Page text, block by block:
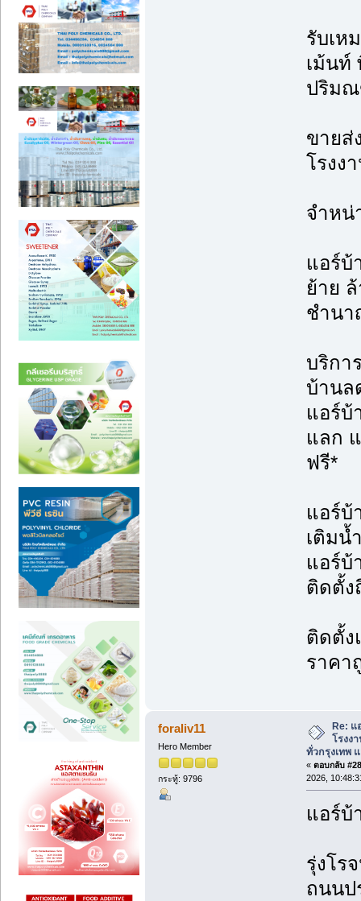
รับเห
เม้นท์
ปริม
ขายส่
โรงง
จำหน่
แอร์บ้
ย้าย
ชำนา
บริกา
บ้านล
แอร์บ้
แลก
ฟรี*
แอร์บ้
เติมน้
แอร์บ้
ติดตั้ง
ติดตั้ง
ราคา
foraliv11
Hero Member
กระทู้: 9796
Re: แ
โรงง
ทั่วกรุงเทพ
« ตอบกลับ
2026,
แอร์บ้
รุ่งโร
ถนนป